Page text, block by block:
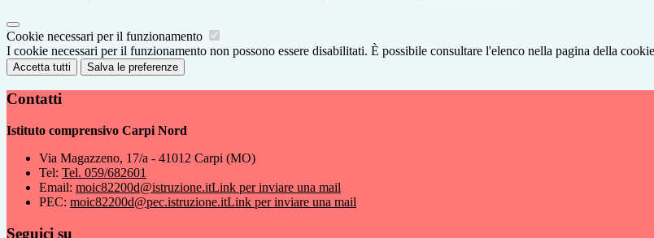
Cookie necessari per il funzionamento
I cookie necessari per il funzionamento non possono essere disabilitati. È possibile consultare l'elenco nella pagina della
Accetta tutti Salva le preferenze
Contatti
Istituto comprensivo Carpi Nord
Via Magazzeno, 17/a - 41012 Carpi (MO)
Tel: Tel. 059/682601
Email: moic82200d@istruzione.itLink per inviare una mail
PEC: moic82200d@pec.istruzione.itLink per inviare una mail
Seguici su